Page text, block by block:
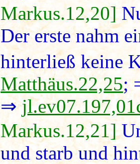
Markus.12,20]
Der erste nahm
hinterließ keine
Matthäus.22,25;
⇒
Markus.12,21]
und starb und